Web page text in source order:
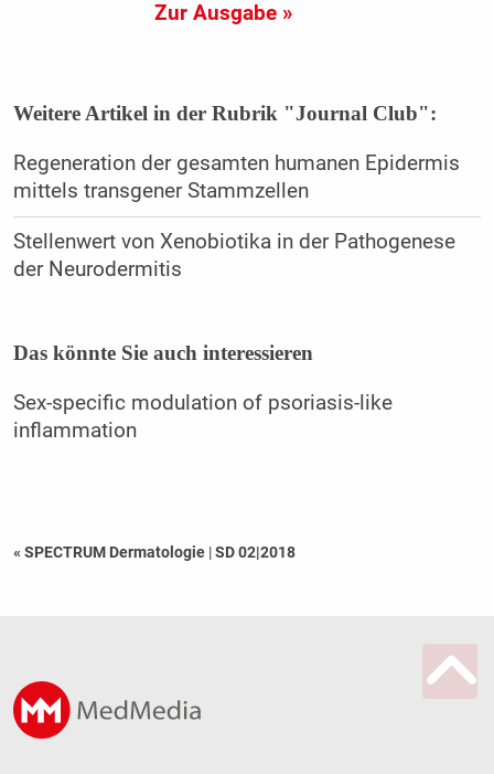
Zur Ausgabe »
Weitere Artikel in der Rubrik "Journal Club":
Regeneration der gesamten humanen Epidermis
mittels transgener Stammzellen
Stellenwert von Xenobiotika in der Pathogenese
der Neurodermitis
Das könnte Sie auch interessieren
Sex-specific modulation of psoriasis-like
inflammation
« SPECTRUM Dermatologie |SD 02|2018